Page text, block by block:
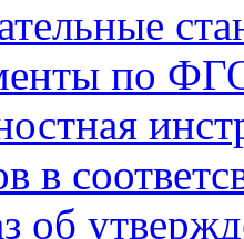
по
в
об